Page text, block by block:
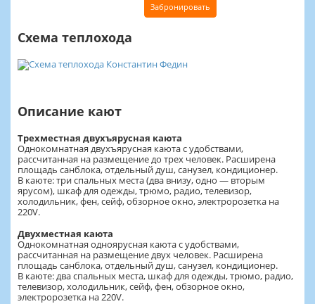
Забронировать
Схема теплохода
Описание кают
Трехместная двухъярусная каюта
Однокомнатная двухъярусная каюта с удобствами,
рассчитанная на размещение до трех человек. Расширена
площадь санблока, отдельный душ, санузел, кондиционер.
В каюте: три спальных места (два внизу, одно — вторым
ярусом), шкаф для одежды, трюмо, радио, телевизор,
холодильник, фен, сейф, обзорное окно, электророзетка на
220V.
Двухместная каюта
Однокомнатная одноярусная каюта с удобствами,
рассчитанная на размещение двух человек. Расширена
площадь санблока, отдельный душ, санузел, кондиционер.
В каюте: два спальных места, шкаф для одежды, трюмо, радио,
телевизор, холодильник, сейф, фен, обзорное окно,
электророзетка на 220V.